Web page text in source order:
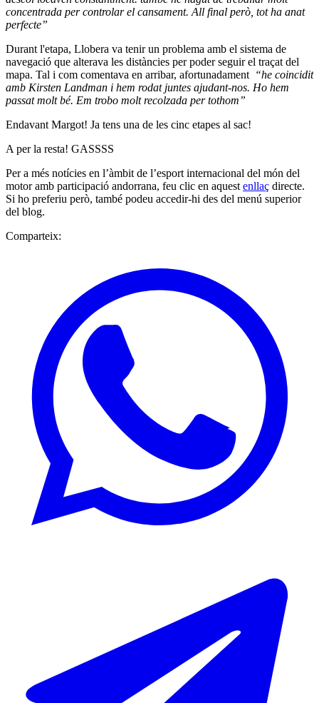
concentrada per controlar el cansament. All final però, tot ha anat
perfecte”
Durant l'etapa, Llobera va tenir un problema amb el sistema de
navegació que alterava les distàncies per poder seguir el traçat del
mapa. Tal i com comentava en arribar, afortunadament “he coincidit
amb Kirsten Landman i hem rodat juntes ajudant-nos. Ho hem
passat molt bé. Em trobo molt recolzada per tothom”
Endavant Margot! Ja tens una de les cinc etapes al sac!
A per la resta! GASSSS
Per a més notícies en l’àmbit de l’esport internacional del món del
motor amb participació andorrana, feu clic en aquest enllaç directe.
Si ho preferiu però, també podeu accedir-hi des del menú superior
del blog.
Comparteix: